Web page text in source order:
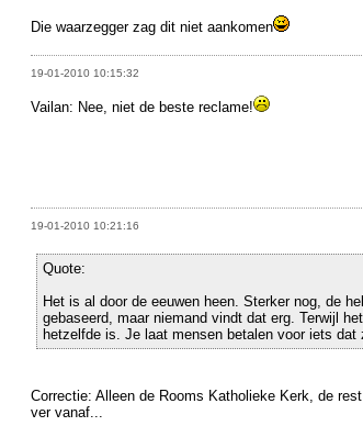
Die waarzegger zag dit niet aankomen
19-01-2010 10:15:32
Vailan: Nee, niet de beste reclame!
19-01-2010 10:21:16
Quote:
Het is al door de eeuwen heen. Sterker nog, de
gebaseerd, maar niemand vindt dat erg. Terwijl
hetzelfde is. Je laat mensen betalen voor iets dat
Correctie: Alleen de Rooms Katholieke Kerk, de
ver vanaf...